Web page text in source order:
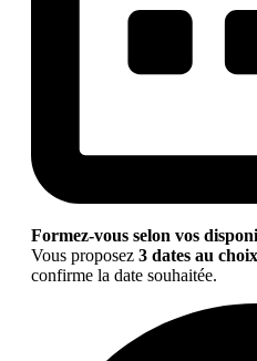
Formez-vous selon vos
Vous proposez 3 dates au choix
confirme la date souhaitée.